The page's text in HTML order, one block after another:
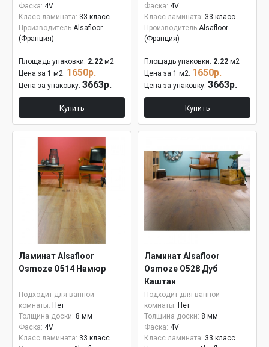
Фаска: 4V
Класс ламината: 33 класс
Производитель Alsafloor
(Франция)
Площадь упаковки: 2.22 м2
Цена за 1 м2: 1650р.
Цена за упаковку: 3663р.
Купить
Фаска: 4V
Класс ламината: 33 класс
Производитель Alsafloor
(Франция)
Площадь упаковки: 2.22 м2
Цена за 1 м2: 1650р.
Цена за упаковку: 3663р.
Купить
Ламинат Alsafloor
Osmoze O514 Намюр
Подходит для ванной
комнаты: Нет
Толщина доски: 8 мм
Фаска: 4V
Класс ламината: 33 класс
Ламинат Alsafloor
Osmoze O528 Дуб
Каштан
Подходит для ванной
комнаты: Нет
Толщина доски: 8 мм
Фаска: 4V
Класс ламината: 33 класс